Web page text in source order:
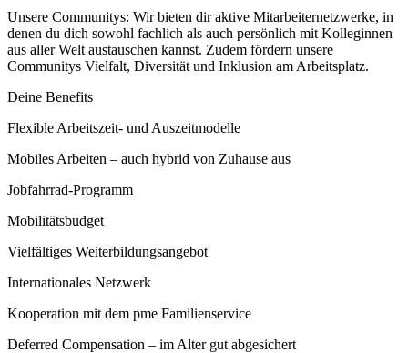
Unsere Communitys: Wir bieten dir aktive Mitarbeiternetzwerke, in
denen du dich sowohl fachlich als auch persönlich mit Kolleginnen
aus aller Welt austauschen kannst. Zudem fördern unsere
Communitys Vielfalt, Diversität und Inklusion am Arbeitsplatz.
Deine Benefits
Flexible Arbeitszeit- und Auszeitmodelle
Mobiles Arbeiten – auch hybrid von Zuhause aus
Jobfahrrad-Programm
Mobilitätsbudget
Vielfältiges Weiterbildungsangebot
Internationales Netzwerk
Kooperation mit dem pme Familienservice
Deferred Compensation – im Alter gut abgesichert